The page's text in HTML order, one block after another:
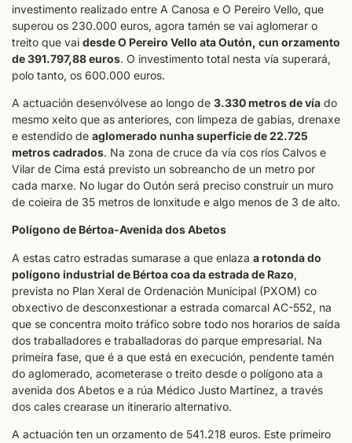
investimento realizado entre A Canosa e O Pereiro Vello, que
superou os 230.000 euros, agora tamén se vai aglomerar o
treito que vai desde O Pereiro Vello ata Outón, cun orzamento
de 391.797,88 euros. O investimento total nesta vía superará,
polo tanto, os 600.000 euros.
A actuación desenvólvese ao longo de 3.330 metros de vía do
mesmo xeito que as anteriores, con limpeza de gabias, drenaxe
e estendido de aglomerado nunha superficie de 22.725
metros cadrados. Na zona de cruce da vía cos ríos Calvos e
Vilar de Cima está previsto un sobreancho de un metro por
cada marxe. No lugar do Outón será preciso construír un muro
de coieira de 35 metros de lonxitude e algo menos de 3 de alto.
Polígono de Bértoa-Avenida dos Abetos
A estas catro estradas sumarase a que enlaza a rotonda do
polígono industrial de Bértoa coa da estrada de Razo,
prevista no Plan Xeral de Ordenación Municipal (PXOM) co
obxectivo de desconxestionar a estrada comarcal AC-552, na
que se concentra moito tráfico sobre todo nos horarios de saída
dos traballadores e traballadoras do parque empresarial. Na
primeira fase, que é a que está en execución, pendente tamén
do aglomerado, acometerase o treito desde o polígono ata a
avenida dos Abetos e a rúa Médico Justo Martínez, a través
dos cales crearase un itinerario alternativo.
A actuación ten un orzamento de 541.218 euros. Este primeiro